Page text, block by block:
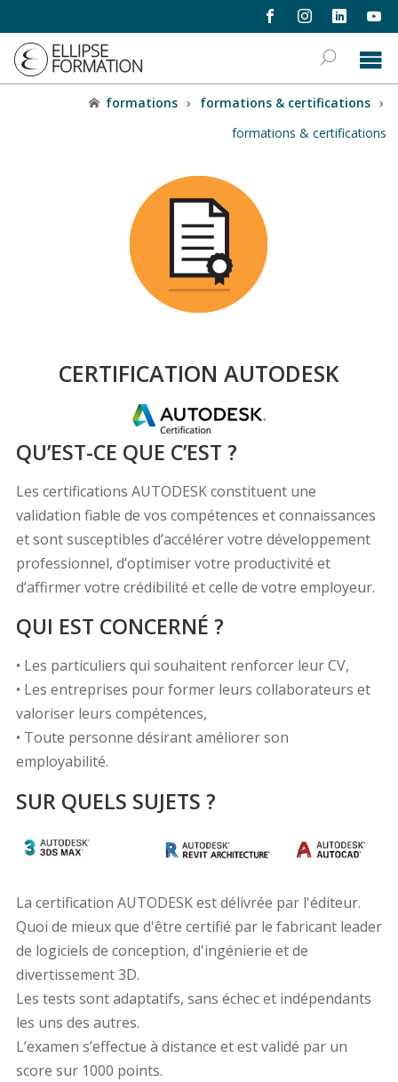
formations › formations & certifications ›
formations & certifications
CERTIFICATION AUTODESK
QU’EST-CE QUE C’EST ?
Les certifications AUTODESK constituent une
validation fiable de vos compétences et connaissances
et sont susceptibles d’accélérer votre développement
professionnel, d’optimiser votre productivité et
d’affirmer votre crédibilité et celle de votre employeur.
QUI EST CONCERNÉ ?
• Les particuliers qui souhaitent renforcer leur CV,
• Les entreprises pour former leurs collaborateurs et
valoriser leurs compétences,
• Toute personne désirant améliorer son
employabilité.
SUR QUELS SUJETS ?
La certification AUTODESK est délivrée par l'éditeur.
Quoi de mieux que d'être certifié par le fabricant leader
de logiciels de conception, d'ingénierie et de
divertissement 3D.
Les tests sont adaptatifs, sans échec et indépendants
les uns des autres.
L’examen s’effectue à distance et est validé par un
score sur 1000 points.